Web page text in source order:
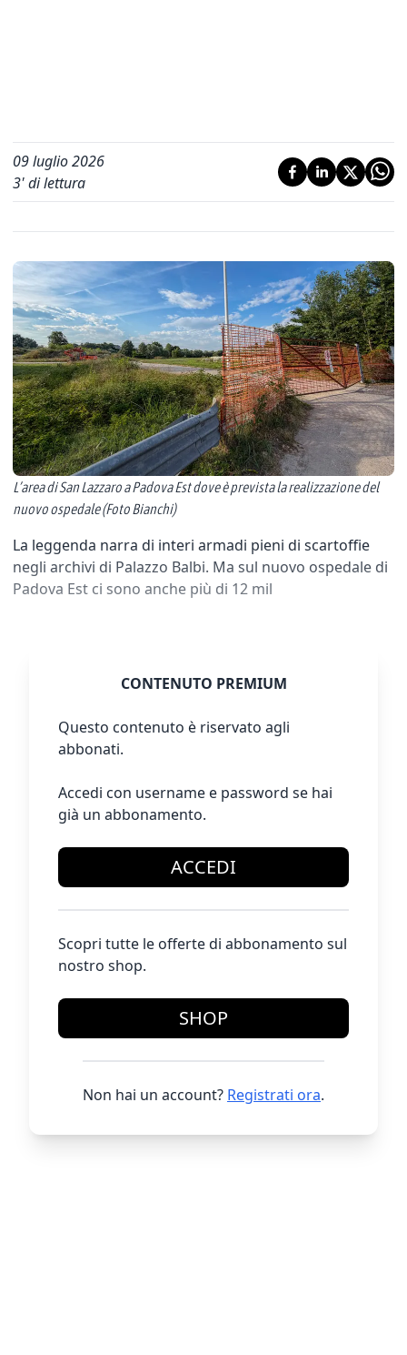
09 luglio 2026
3' di lettura
L’area di San Lazzaro a Padova Est dove è prevista la realizzazione del
nuovo ospedale (Foto Bianchi)
La leggenda narra di interi armadi pieni di scartoffie
negli archivi di Palazzo Balbi. Ma sul nuovo ospedale di
Padova Est ci sono anche più di 12 mil
CONTENUTO PREMIUM
Questo contenuto è riservato agli
abbonati.
Accedi con username e password se hai
già un abbonamento.
ACCEDI
Scopri tutte le offerte di abbonamento sul
nostro shop.
SHOP
Non hai un account? Registrati ora.